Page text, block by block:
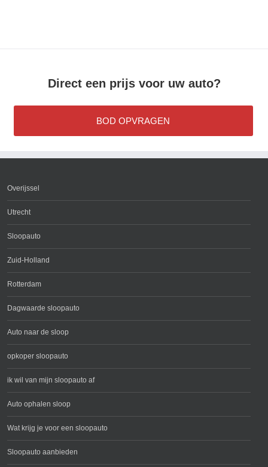
Direct een prijs voor uw auto?
BOD OPVRAGEN
Overijssel
Utrecht
Sloopauto
Zuid-Holland
Rotterdam
Dagwaarde sloopauto
Auto naar de sloop
opkoper sloopauto
ik wil van mijn sloopauto af
Auto ophalen sloop
Wat krijg je voor een sloopauto
Sloopauto aanbieden